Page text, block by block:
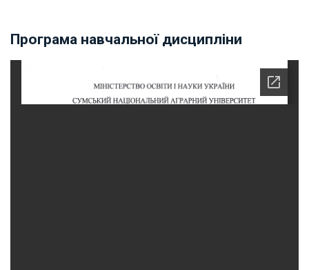
Програма навчальної дисципліни